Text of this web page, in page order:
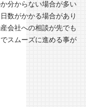
分からない場合が多い
数がかかる場合があり
会社への相談が先でも
スムーズに進める事が